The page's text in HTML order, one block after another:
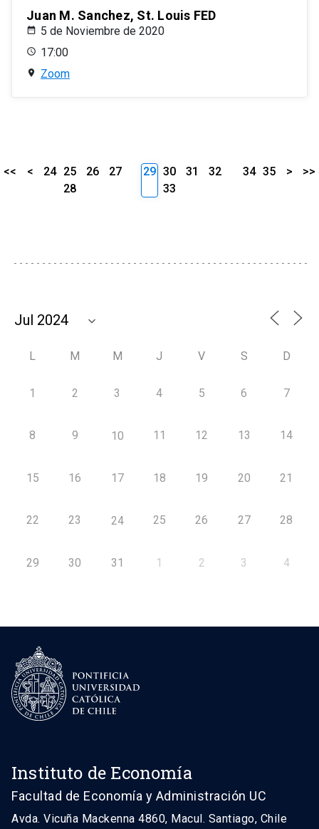
Juan M. Sanchez, St. Louis FED
5 de Noviembre de 2020
17:00
Zoom
<< < 24 25 26
27
28
29 30 31
32
33
34 35 > >>
L M M J V S D
1 2 3 4 5 6 7
8 9 10 11 12 13 14
15 16 17 18 19 20 21
22 23 24 25 26 27 28
29 30 31 1 2 3 4
Instituto de Economía
Facultad de Economía y Administración UC
Avda. Vicuña Mackenna 4860, Macul. Santiago, Chile